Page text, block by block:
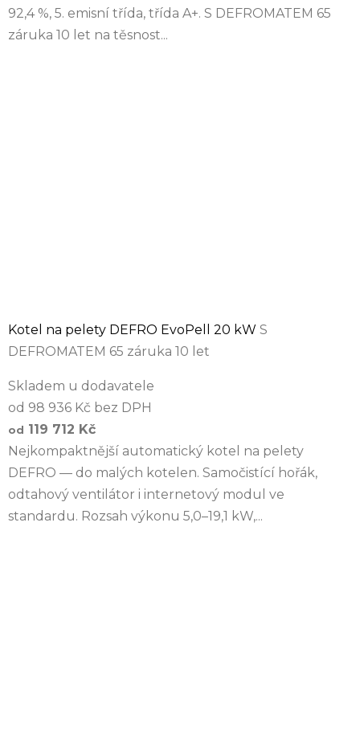
92,4 %, 5. emisní třída, třída A+. S DEFROMATEM 65
záruka 10 let na těsnost...
Kotel na pelety DEFRO EvoPell 20 kW S
DEFROMATEM 65 záruka 10 let
Skladem u dodavatele
od 98 936 Kč bez DPH
od 119 712 Kč
Nejkompaktnější automatický kotel na pelety
DEFRO — do malých kotelen. Samočistící hořák,
odtahový ventilátor i internetový modul ve
standardu. Rozsah výkonu 5,0–19,1 kW,...